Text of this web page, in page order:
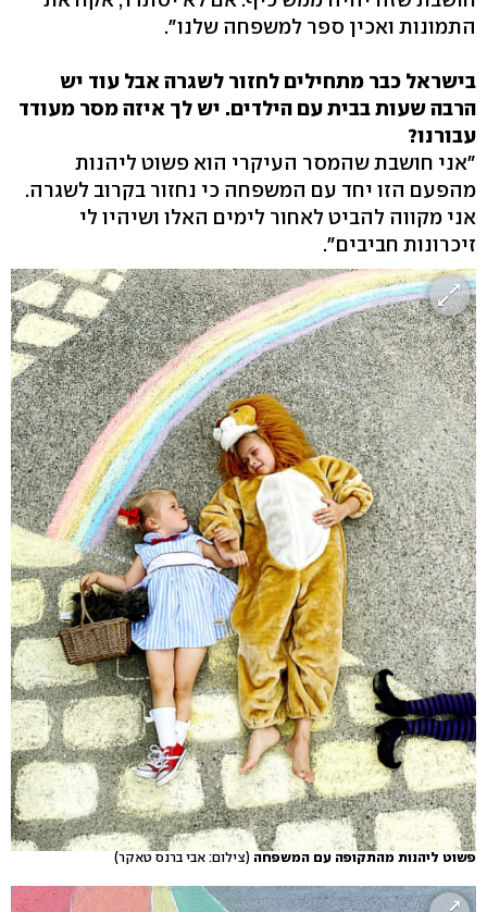
התמונות ואכין ספר למשפחה שלנו".
בישראל כבר מתחילים לחזור לשגרה אבל עוד יש
הרבה שעות בבית עם הילדים. יש לך איזה מסר מעודד
עבורנו?
"אני חושבת שהמסר העיקרי הוא פשוט ליהנות
מהפעם הזו יחד עם המשפחה כי נחזור בקרוב לשגרה.
אני מקווה להביט לאחור לימים האלו ושיהיו לי
זיכרונות חביבים".
פשוט ליהנות מהתקופה עם המשפחה (צילום: אבי ברנס טאקר)